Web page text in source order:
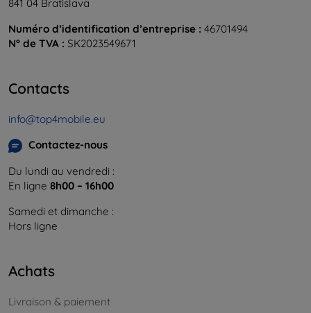
841 04 Bratislava
Numéro d’identification d’entreprise : 46701494
N° de TVA : SK2023549671
Contacts
info@top4mobile.eu
Contactez-nous
Du lundi au vendredi :
En ligne 8h00 – 16h00
Samedi et dimanche :
Hors ligne
Achats
Livraison & paiement